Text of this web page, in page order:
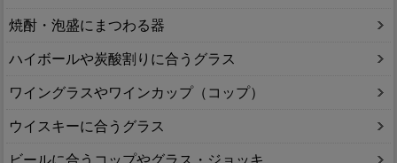
焼酎・泡盛にまつわる器
ハイボールや炭酸割りに合うグラス
ワイングラスやワインカップ（コップ）
ウイスキーに合うグラス
ビールに合うコップやグラス・ジョッキ